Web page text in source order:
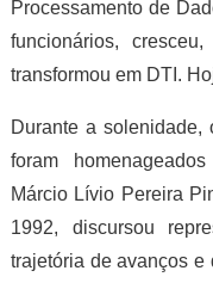
Processamento de
funcionários,
transformou em DTI.
Durante a solenidade,
foram
Márcio Lívio Pereira
1992, discursou
trajetória de avanços e